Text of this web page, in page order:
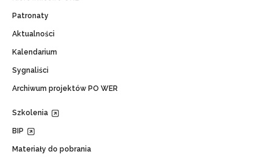
Patronaty
Aktualności
Kalendarium
Sygnaliści
Archiwum projektów PO WER
Szkolenia
BIP
Materiały do pobrania